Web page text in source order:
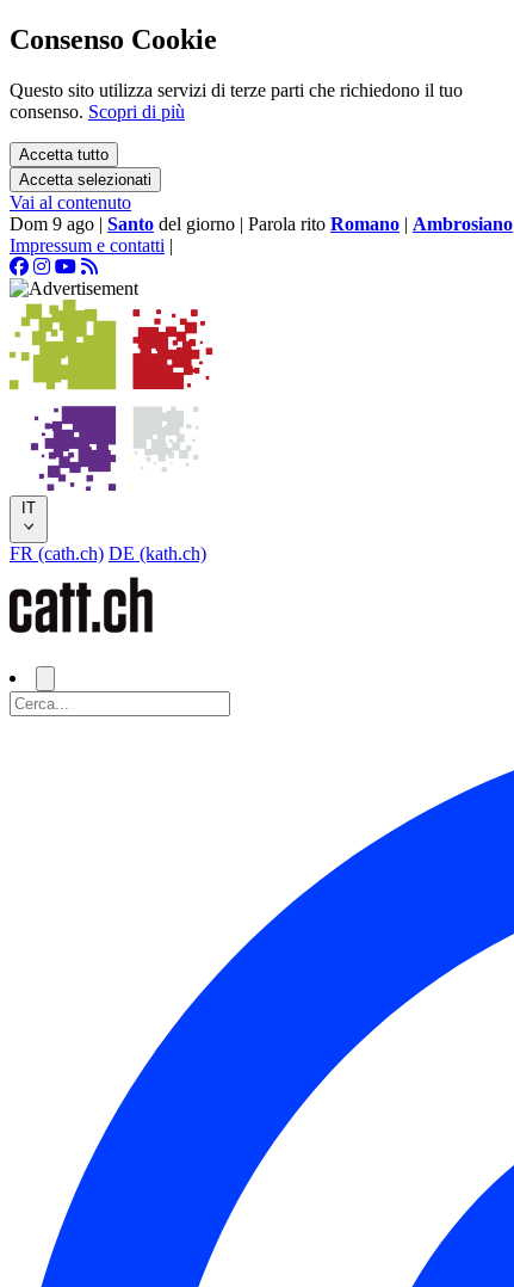
Consenso Cookie
Questo sito utilizza servizi di terze parti che richiedono il tuo
consenso. Scopri di più
Accetta tutto
Accetta selezionati
Vai al contenuto
Dom 9 ago | Santo del giorno | Parola rito Romano | Ambrosiano
Impressum e contatti |
IT
FR (cath.ch) DE (kath.ch)